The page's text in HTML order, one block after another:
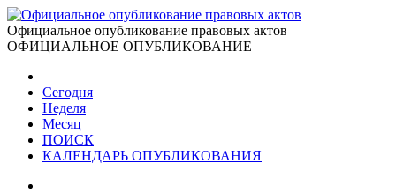
Официальное опубликование правовых актов
ОФИЦИАЛЬНОЕ ОПУБЛИКОВАНИЕ
Сегодня
Неделя
Месяц
ПОИСК
КАЛЕНДАРЬ ОПУБЛИКОВАНИЯ